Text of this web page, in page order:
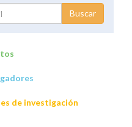
de investigación